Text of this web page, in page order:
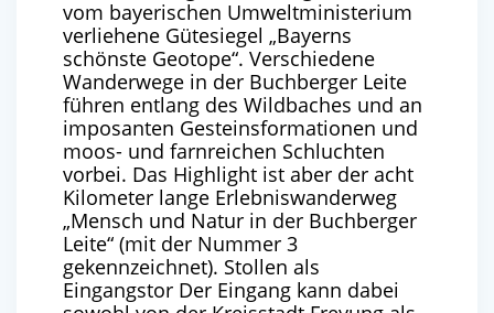
vom bayerischen Umweltministerium
verliehene Gütesiegel „Bayerns
schönste Geotope“. Verschiedene
Wanderwege in der Buchberger Leite
führen entlang des Wildbaches und an
imposanten Gesteinsformationen und
moos- und farnreichen Schluchten
vorbei. Das Highlight ist aber der acht
Kilometer lange Erlebniswanderweg
„Mensch und Natur in der Buchberger
Leite“ (mit der Nummer 3
gekennzeichnet). Stollen als
Eingangstor Der Eingang kann dabei